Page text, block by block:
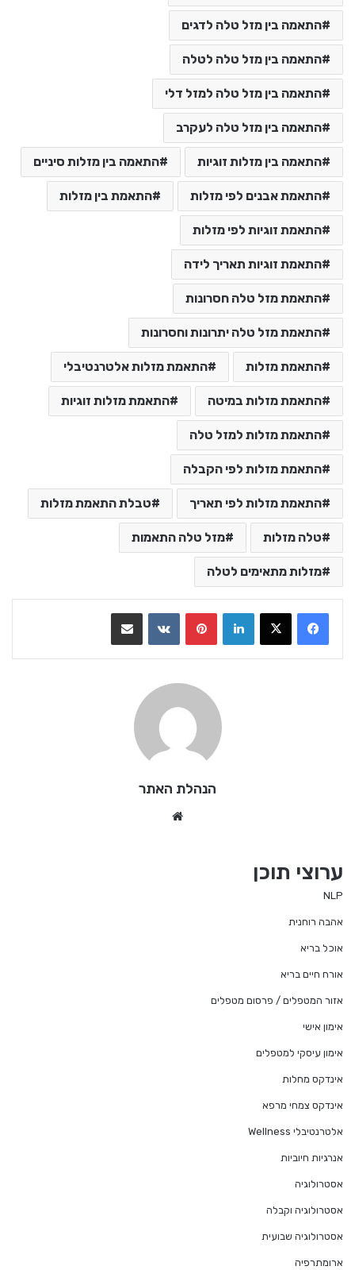
התאמה בין מזל טלה לדגים
התאמה בין מזל טלה לטלה
התאמה בין מזל טלה למזל דלי
התאמה בין מזל טלה לעקרב
התאמה בין מזלות זוגיות התאמה בין מזלות סיניים
התאמת אבנים לפי מזלות התאמת בין מזלות
התאמת זוגיות לפי מזלות
התאמת זוגיות תאריך לידה
התאמת מזל טלה חסרונות
התאמת מזל טלה יתרונות וחסרונות
התאמת מזלות התאמת מזלות אלטרנטיבלי
התאמת מזלות במיטה התאמת מזלות זוגיות
התאמת מזלות למזל טלה
התאמת מזלות לפי הקבלה
התאמת מזלות לפי תאריך טבלת התאמת מזלות
טלה מזלות מזל טלה התאמות
מזלות מתאימים לטלה
LinkedIn
VKontakte
הנהלת האתר
ערוצי תוכן
NLP
אהבה רוחנית
אוכל בריא
אורח חיים בריא
אזור המטפלים / פרסום מטפלים
אימון אישי
אימון עיסקי למטפלים
אינדקס מחלות
אינדקס צמחי מרפא
אלטרנטיבלי Wellness
אנרגיות חיוביות
אסטרולוגיה
אסטרולוגיה וקבלה
אסטרולוגיה שבועית
ארומתרפיה